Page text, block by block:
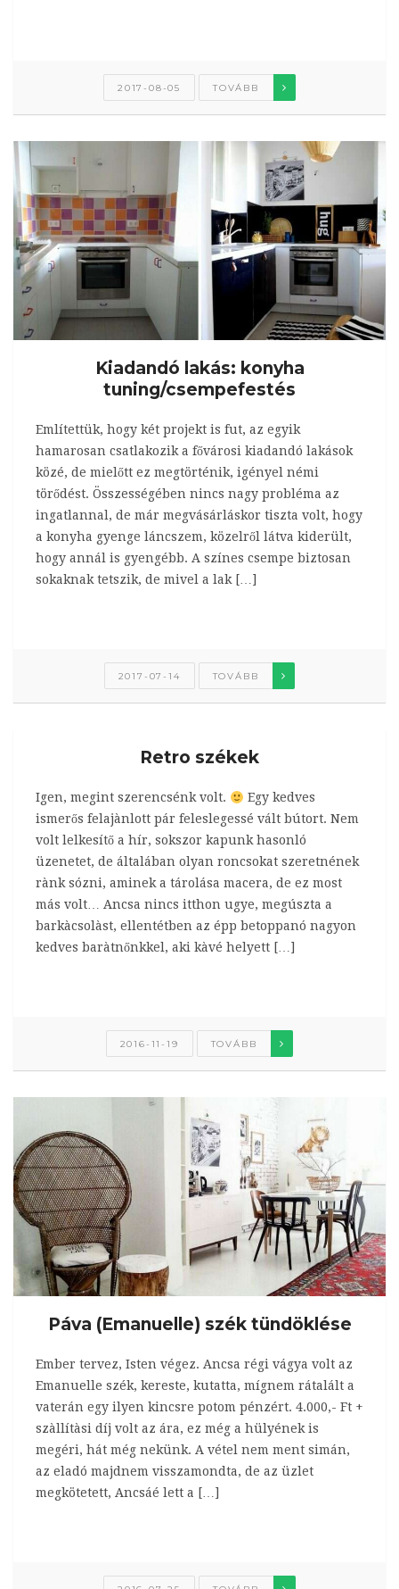
2017-08-05 TOVÁBB
Kiadandó lakás: konyha
tuning/csempefestés
Említettük, hogy két projekt is fut, az egyik
hamarosan csatlakozik a fővárosi kiadandó lakások
közé, de mielőtt ez megtörténik, igényel némi
törődést. Összességében nincs nagy probléma az
ingatlannal, de már megvásárláskor tiszta volt, hogy
a konyha gyenge láncszem, közelről látva kiderült,
hogy annál is gyengébb. A színes csempe biztosan
sokaknak tetszik, de mivel a lak […]
2017-07-14 TOVÁBB
Retro székek
Igen, megint szerencsénk volt.
Egy kedves
ismerős felajànlott pár feleslegessé vált bútort. Nem
volt lelkesítő a hír, sokszor kapunk hasonló
üzenetet, de általában olyan roncsokat szeretnének
rànk sózni, aminek a tárolása macera, de ez most
más volt… Ancsa nincs itthon ugye, megúszta a
barkàcsolàst, ellentétben az épp betoppanó nagyon
kedves baràtnőnkkel, aki kàvé helyett […]
2016-11-19 TOVÁBB
Páva (Emanuelle) szék tündöklése
Ember tervez, Isten végez. Ancsa régi vágya volt az
Emanuelle szék, kereste, kutatta, mígnem rátalált a
vaterán egy ilyen kincsre potom pénzért. 4.000,- Ft +
szàllítàsi díj volt az ára, ez még a hülyének is
megéri, hát még nekünk. A vétel nem ment simán,
az eladó majdnem visszamondta, de az üzlet
megkötetett, Ancsáé lett a […]